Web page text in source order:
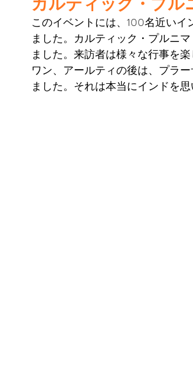
このイベントには、100名近いイ
ました。カルティック・プルニ
ました。来訪者は様々な行事を
ワン、アールティの後は、プラ
ました。それは本当にインドを思